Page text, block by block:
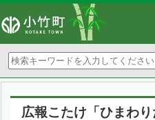
広報こたけ「ひまわ